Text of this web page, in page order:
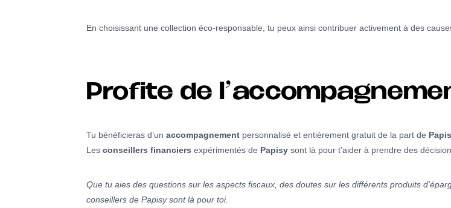
En choisissant une collection éco-responsable, tu peux ainsi contribuer activement à des
Profite de
Tu bénéficieras d’un accompagnement personnalisé et entièrement gratuit de la part de
Les conseillers financiers expérimentés de Papisy sont là pour t’aider à prendre des
Que tu aies des questions sur les aspects fiscaux, des doutes sur les différents produits
conseillers de Papisy sont là pour toi.